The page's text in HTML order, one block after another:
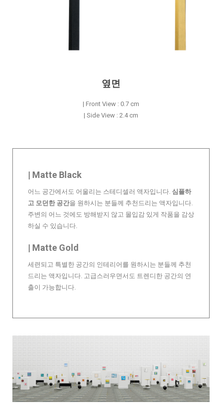
옆면
| Front View : 0.7 cm
| Side View : 2.4 cm
| Matte Black
어느 공간에서도 어울리는 스테디셀러 액자입니다. 심플하
고 모던한 공간을 원하시는 분들께 추천드리는 액자입니다.
주변의 어느 것에도 방해받지 않고 몰입감 있게 작품을 감상
하실 수 있습니다.
| Matte Gold
세련되고 특별한 공간의 인테리어를 원하시는 분들께 추천
드리는 액자입니다. 고급스러우면서도 트렌디한 공간의 연
출이 가능합니다.